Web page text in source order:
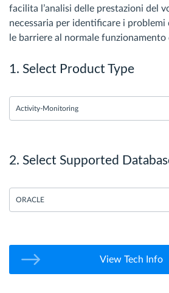
facilita l’analisi delle prestazioni del
necessaria per identificare i
le barriere al normale funzionamento
1. Select Product Type
Activity-Monitoring
2. Select Supported
ORACLE
View Tech Info